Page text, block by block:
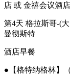
店 或 金禧会议酒店
第4天 格拉斯哥-(
曼彻斯特
酒店早餐
●【格特纳格林】